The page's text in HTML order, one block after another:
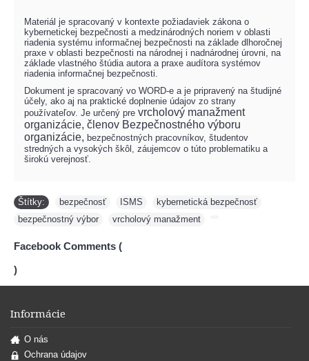
Materiál je spracovaný v kontexte požiadaviek zákona o
kybernetickej bezpečnosti a medzinárodných noriem v oblasti
riadenia systému informačnej bezpečnosti na základe dlhoročnej
praxe v oblasti bezpečnosti na národnej i nadnárodnej úrovni, na
základe vlastného štúdia autora a praxe audítora systémov
riadenia informačnej bezpečnosti
Dokument je spracovaný vo WORD-e a je pripravený na študijné
účely, ako aj na praktické doplnenie údajov zo strany
používateľov. Je určený pre vrcholový manažment
organizácie, členov Bezpečnostného výboru
organizácie, bezpečnostných pracovníkov, študentov
stredných a vysokých škôl, záujemcov o túto problematiku a
širokú verejnosť.
Štítky: bezpečnosť ISMS kybernetická bezpečnosť
bezpečnostný výbor
vrcholový manažment
Facebook Comments (
)
Informácie
O nás
Ochrana údajov